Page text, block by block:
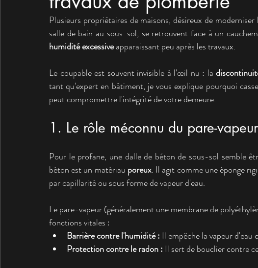
Plusieurs propriétaires de maisons, désireux de
salle de bain au sous-sol, se retrouvent face à un
humidité excessive apparaissant peu après les travaux.
Le coupable est souvent invisible à l'œil nu : la
tant qu'expert en bâtiment, je vous explique pourquoi
peut compromettre l'intégrité de votre demeure.
1. Le rôle méconnu du pare-
Pour le profane, une dalle de béton de sous-sol semble
béton est un matériau poreux. Il agit comme une éponge
par capillarité ou sous forme de vapeur d'eau.
Le pare-vapeur (généralement une membrane de
fonctions vitales :
Barrière contre l'humidité : Il empêche la vapeur
Protection contre le radon : Il sert de bouclier contre